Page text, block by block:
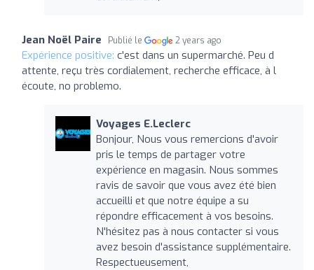
Jean Noël Paire Publié le 2 years ago
Expérience positive: c'est dans un supermarché. Peu d
attente, reçu très cordialement, recherche efficace, à l
écoute, no problemo.
Voyages E.Leclerc
Bonjour, Nous vous remercions d'avoir
pris le temps de partager votre
expérience en magasin. Nous sommes
ravis de savoir que vous avez été bien
accueilli et que notre équipe a su
répondre efficacement à vos besoins.
N'hésitez pas à nous contacter si vous
avez besoin d'assistance supplémentaire.
Respectueusement,